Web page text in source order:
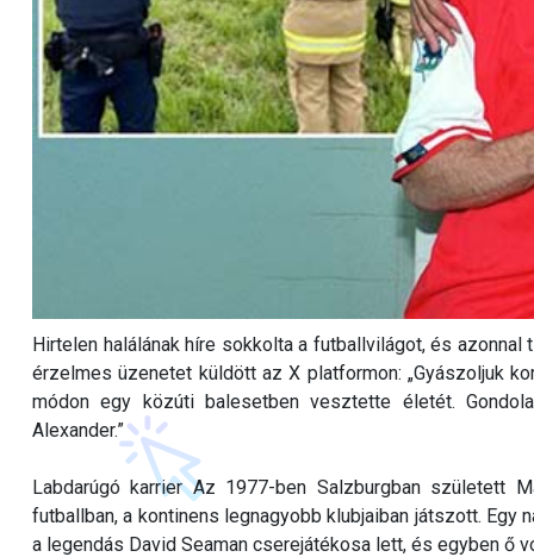
Hirtelen halálának híre sokkolta a futballvilágot, és
érzelmes üzenetet küldött az X platformon: „Gyászoljuk
módon egy közúti balesetben vesztette életét.
Alexander.”
Labdarúgó karrier Az 1977-ben Salzburgban született
futballban, a kontinens legnagyobb klubjaiban játszott.
a legendás David Seaman cserejátékosa lett, és egyben ő